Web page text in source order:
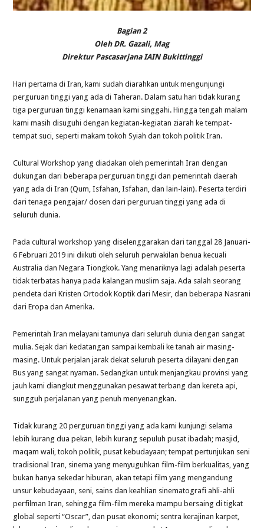
Bagian 2
Oleh DR. Gazali, Mag
Direktur Pascasarjana IAIN Bukittinggi
Hari pertama di Iran, kami sudah diarahkan untuk mengunjungi
perguruan tinggi yang ada di Taheran. Dalam satu hari tidak kurang
tiga perguruan tinggi kenamaan kami singgahi. Hingga tengah malam
kami masih disuguhi dengan kegiatan-kegiatan ziarah ke tempat-
tempat suci, seperti makam tokoh Syiah dan tokoh politik Iran.
Cultural Workshop yang diadakan oleh pemerintah Iran dengan
dukungan dari beberapa perguruan tinggi dan pemerintah daerah
yang ada di Iran (Qum, Isfahan, Isfahan, dan lain-lain). Peserta terdiri
dari tenaga pengajar/ dosen dari perguruan tinggi yang ada di
seluruh dunia.
Pada cultural workshop yang diselenggarakan dari tanggal 28 Januari-
6 Februari 2019 ini diikuti oleh seluruh perwakilan benua kecuali
Australia dan Negara Tiongkok. Yang menariknya lagi adalah peserta
tidak terbatas hanya pada kalangan muslim saja. Ada salah seorang
pendeta dari Kristen Ortodok Koptik dari Mesir, dan beberapa Nasrani
dari Eropa dan Amerika.
Pemerintah Iran melayani tamunya dari seluruh dunia dengan sangat
mulia. Sejak dari kedatangan sampai kembali ke tanah air masing-
masing. Untuk perjalan jarak dekat seluruh peserta dilayani dengan
Bus yang sangat nyaman. Sedangkan untuk menjangkau provinsi yang
jauh kami diangkut menggunakan pesawat terbang dan kereta api,
sungguh perjalanan yang penuh menyenangkan.
Tidak kurang 20 perguruan tinggi yang ada kami kunjungi selama
lebih kurang dua pekan, lebih kurang sepuluh pusat ibadah; masjid,
maqam wali, tokoh politik, pusat kebudayaan; tempat pertunjukan seni
tradisional Iran, sinema yang menyuguhkan film-film berkualitas, yang
bukan hanya sekedar hiburan, akan tetapi film yang mengandung
unsur kebudayaan, seni, sains dan keahlian sinematografi ahli-ahli
perfilman Iran, sehingga film-film mereka mampu bersaing di tigkat
global seperti “Oscar”, dan pusat ekonomi; sentra kerajinan karpet,